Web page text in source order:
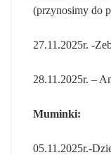
(przynosimy do
27.11.2025r. -
28.11.2025r. –
Muminki:
05.11.2025r.-